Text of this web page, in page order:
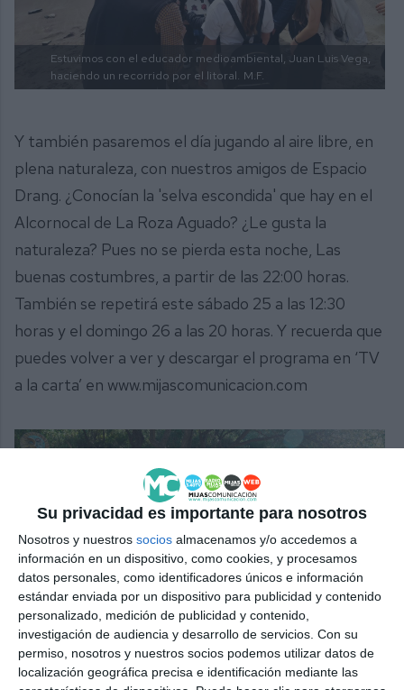
Su privacidad es importante para nosotros
Nosotros y nuestros socios almacenamos y/o accedemos a
información en un dispositivo, como cookies, y procesamos
datos personales, como identificadores únicos e información
estándar enviada por un dispositivo para publicidad y contenido
personalizado, medición de publicidad y contenido,
investigación de audiencia y desarrollo de servicios. Con su
permiso, nosotros y nuestros socios podemos utilizar datos de
localización geográfica precisa e identificación mediante las
Estuvimos con el educador medioambiental, Juan Luis Vega,
haciendo un recorrido por el litoral. M.F.
Y también pasaremos el día jugando al aire libre, en
plena naturaleza, con nuestros amigos de Espacio
Drang. ¿Conocían la 'selva escondida' que hay en el
Alcornocal de La Roza Aguado? ¿Le gusta la
naturaleza? Pues no se pierda esta noche, Las
buenas costumbres, a partir de las 22:00 horas.
También se repetirá este sábado 25 a las 12:30
horas y el domingo 26 a las 20 horas. Y recuerda que
puedes volver a ver y descargar el programa en ‘TV
a la carta’ en www.mijascomunicacion.com
LBC también pasó un día divertido con la familia de Espacio
Drang. D.M.